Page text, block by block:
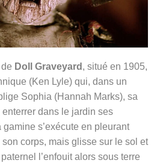
Doll Graveyard , situé en 1905,
(Ken Lyle) qui, dans un
Sophia (Hannah Marks), sa
dans le jardin ses
s’exécute en pleurant
corps, mais glisse sur le sol et
l’enfouit alors sous terre